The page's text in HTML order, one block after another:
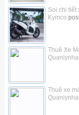
Soi chi tiết
Kymco
Thuê Xe
Thuê xe